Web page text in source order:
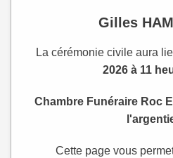
Gilles
La cérémonie civile aura
2026 à 11
Chambre Funéraire Roc
Cette page vous